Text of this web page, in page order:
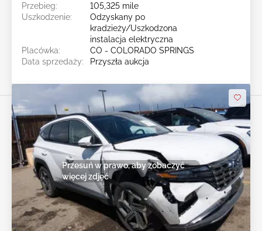
Przebieg:
105,325 mile
Uszkodzenie:
Odzyskany po
kradzieży/Uszkodzona
instalacja elektryczna
Placówka:
CO - COLORADO SPRINGS
Data sprzedaży:
Przyszła aukcja
Przesuń w prawo, aby zobaczyć
więcej zdjęć